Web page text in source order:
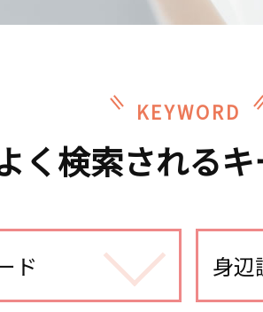
KEYWORD
く検索される
ド 身辺